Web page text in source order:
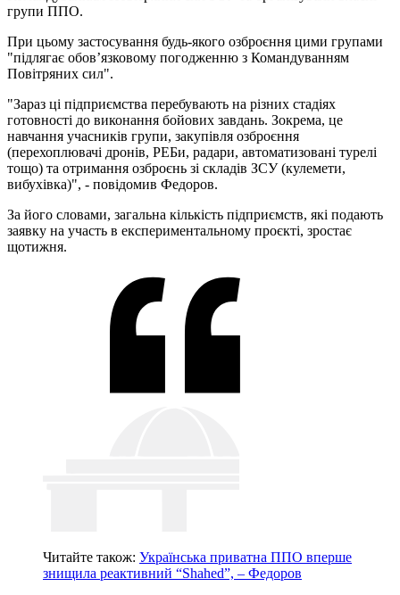
групи ППО.
При цьому застосування будь-якого озброєння цими групами
"підлягає обов’язковому погодженню з Командуванням
Повітряних сил".
"Зараз ці підприємства перебувають на різних стадіях
готовності до виконання бойових завдань. Зокрема, це
навчання учасників групи, закупівля озброєння
(перехоплювачі дронів, РЕБи, радари, автоматизовані турелі
тощо) та отримання озброєнь зі складів ЗСУ (кулемети,
вибухівка)", - повідомив Федоров.
За його словами, загальна кількість підприємств, які подають
заявку на участь в експериментальному проєкті, зростає
щотижня.
Читайте також: Українська приватна ППО вперше
знищила реактивний “Shahed”, – Федоров